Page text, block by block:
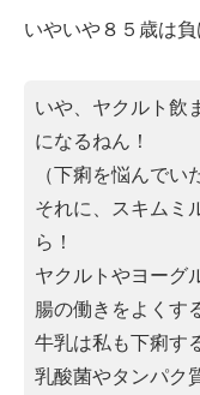
いやいや８５歳は負
いや、ヤクルト飲
になるねん！
（下痢を悩んでい
それに、スキムミ
ら！
ヤクルトやヨーグ
腸の働きをよくす
牛乳は私も下痢す
乳酸菌やタンパク